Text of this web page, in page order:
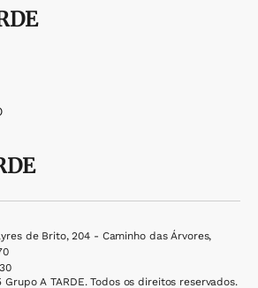
de Brito, 204 - Caminho das Árvores,
A TARDE. Todos os direitos reservados.